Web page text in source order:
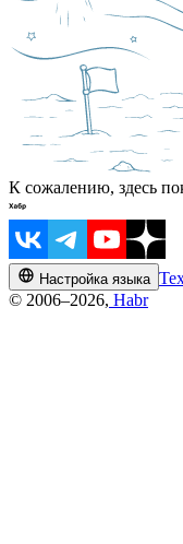
К сожалению, здесь
Настройка языка
© 2006–2026, Habr